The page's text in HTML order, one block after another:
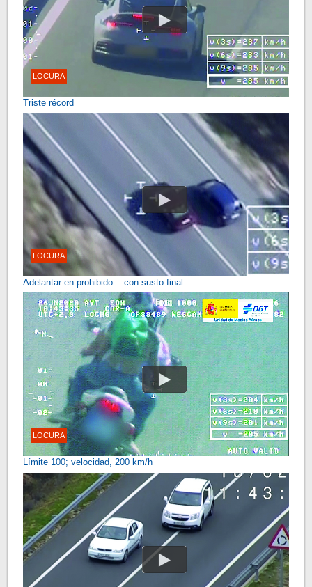
LOCURA
Triste récord
LOCURA
Adelantar en prohibido... con susto final
LOCURA
Límite 100; velocidad, 200 km/h